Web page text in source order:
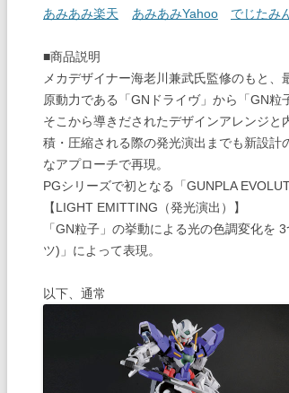
あみあみ楽天
あみあみYahoo でじたみ
■商品説明
メカデザイナー海老川兼武氏監修のもと、
原動力である「GNドライヴ」から「GN粒
そこから導きだされたデザインアレンジ
積・圧縮される際の発光演出までも新設計
なアプローチで再現。
PGシリーズで初となる「GUNPLA
【LIGHT EMITTING（発光演出）】
「GN粒子」の挙動による光の色調変化を
ツ)」によって表現。
以下、通常